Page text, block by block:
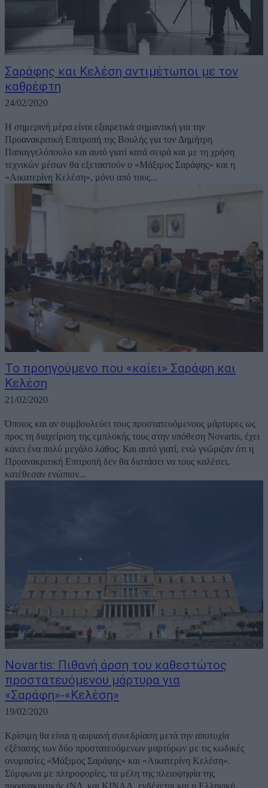
Σαράφης και Κελέση αντιμέτωποι με τον
καθρέφτη
24/02/2020
Η σημερινή μέρα είναι εξαιρετικά σημαντική για την
Προανακριτική Επιτροπή της Βουλής για τον Δημήτρη
Παπαγγελόπουλο και αυτό γιατί κατά σειρά και με τη χρήση
τεχνικών μέσων θα εξεταστούν ο «Μάξιμος Σαράφης» και η
«Αικατερίνη Κελέση», μόνο από τους...
Το προηγούμενο που «καίει» Σαράφη και
Κελέση
21/02/2020
Όποιος και αν συμβουλεύει τους προστατευόμενους μάρτυρες ως
προς τη διαχείριση της εμπλοκής τους στην υπόθεση Novartis, έχει
κάνει ένα πολύ μεγάλο λάθος. Και αυτό γιατί, ενώ γνώριζαν ότι η
Προανακριτική Επιτροπή δεν θα διστάσει να τους καλέσει,
κατέθεσαν ενώπιον...
Novartis: Πιθανή άρση του καθεστώτος
προστατευόμενου μάρτυρα για
«Σαράφη»-«Κελέση»
19/02/2020
Κρίσιμη θα είναι η αυριανή συνεδρίαση μετά την αποτυχία
εξέτασης των δύο προστατευόμενων μαρτύρων με τις κωδικές
ονομασίες «Μάξιμος Σαράφης» και «Αικατερίνη Κελέση».
Σύμφωνα με πληροφορίες, τα μέλη της πλειοψηφία της
προανακριτικής (ΝΔ, και ΚΙΝΑΛ, ενδέχεται και η Ελληνική